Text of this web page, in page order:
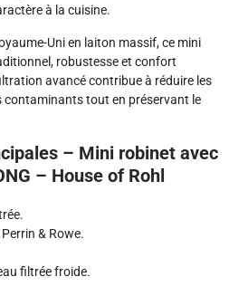
à la cuisine.
Uni en laiton massif, ce mini
robustesse et confort
avancé contribue à réduire les
contaminants tout en préservant le
– Mini robinet avec
– House of Rohl
& Rowe.
filtrée froide.